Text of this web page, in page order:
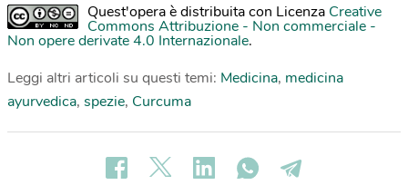
Quest'opera è distribuita con Licenza Creative
Commons Attribuzione - Non commerciale -
Non opere derivate 4.0 Internazionale.
Leggi altri articoli su questi temi: Medicina, medicina
ayurvedica, spezie, Curcuma